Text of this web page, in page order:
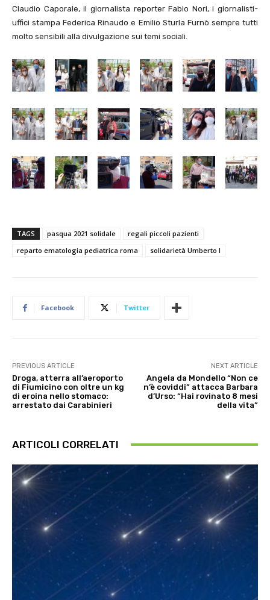
Claudio Caporale, il giornalista reporter Fabio Nori, i giornalisti-
uffici stampa Federica Rinaudo e Emilio Sturla Furnò sempre tutti
molto sensibili alla divulgazione sui temi sociali.
TAGS pasqua 2021 solidale
regali piccoli pazienti
reparto ematologia pediatrica roma
solidarietà Umberto I
Facebook Twitter
PREVIOUS ARTICLE
Droga, atterra all’aeroporto
di Fiumicino con oltre un kg
di eroina nello stomaco:
arrestato dai Carabinieri
NEXT ARTICLE
Angela da Mondello “Non ce
n’è coviddi” attacca Barbara
d’Urso: “Hai rovinato 8 mesi
della vita”
ARTICOLI CORRELATI